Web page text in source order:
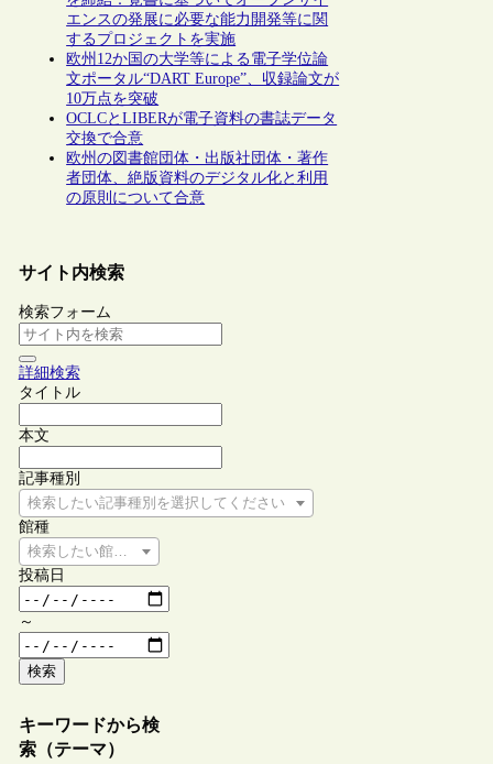
エンスの発展に必要な能力開発等に関
するプロジェクトを実施
欧州12か国の大学等による電子学位論
文ポータル“DART Europe”、収録論文が
10万点を突破
OCLCとLIBERが電子資料の書誌データ
交換で合意
欧州の図書館団体・出版社団体・著作
者団体、絶版資料のデジタル化と利用
の原則について合意
サイト内検索
検索フォーム
詳細検索
タイトル
本文
記事種別
検索したい記事種別を選択してください
館種
検索したい館種を選択してください
投稿日
～
検索
キーワードから検
索（テーマ）